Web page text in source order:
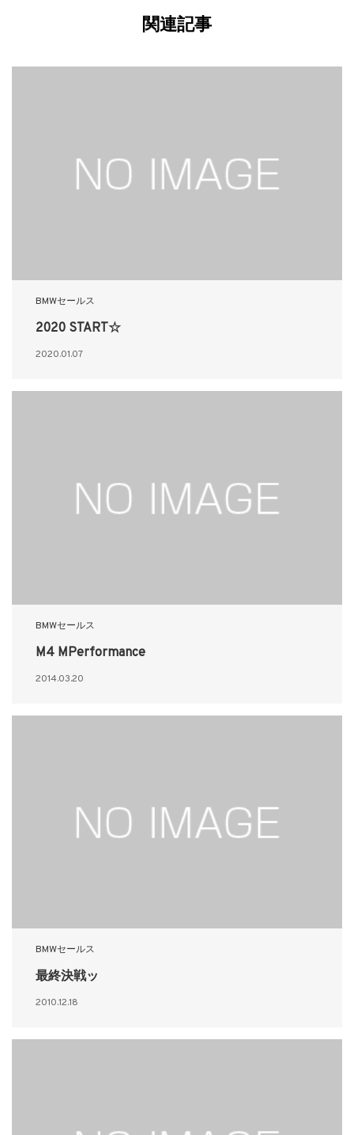
関連記事
BMWセールス
2020 START☆
2020.01.07
BMWセールス
M4 MPerformance
2014.03.20
BMWセールス
最終決戦ッ
2010.12.18